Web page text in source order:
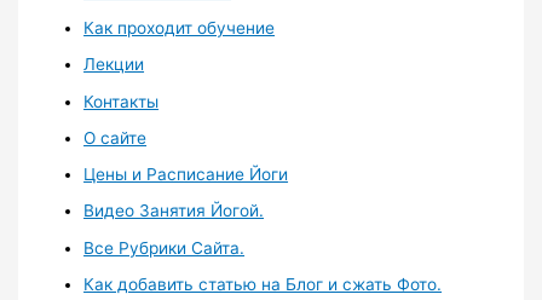
Как проходит обучение
Лекции
Контакты
О сайте
Цены и Расписание Йоги
Видео Занятия Йогой.
Все Рубрики Сайта.
Как добавить статью на Блог и сжать Фото.